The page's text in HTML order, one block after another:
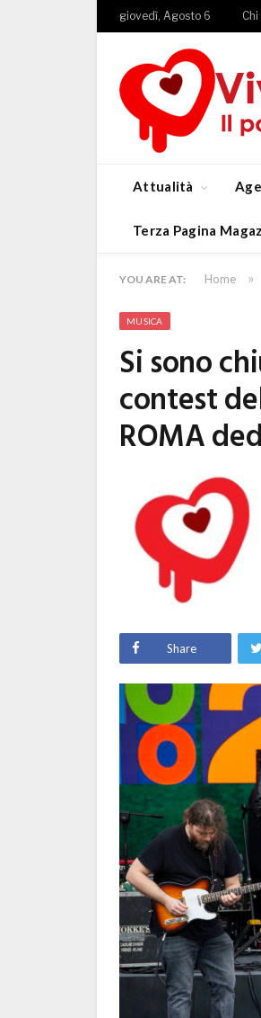
giovedì, Agosto 6
Attualità
Terza Pagina
YOU ARE AT: Home »
MUSICA
Si sono
contest
ROMA
Share